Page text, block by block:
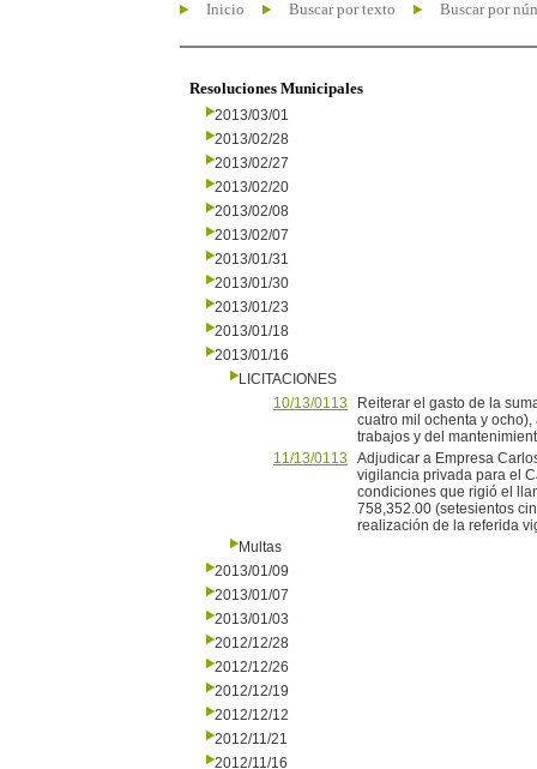
Inicio Buscar por texto Buscar por
Resoluciones Municipales
2013/03/01
2013/02/28
2013/02/27
2013/02/20
2013/02/08
2013/02/07
2013/01/31
2013/01/30
2013/01/23
2013/01/18
2013/01/16
LICITACIONES
10/13/0113
Reiterar el gasto de la
cuatro mil ochenta y
trabajos y del
11/13/0113
Adjudicar a Empresa
vigilancia privada para el
condiciones que rigió el
758,352.00 (setesientos
realización de la referida
Multas
2013/01/09
2013/01/07
2013/01/03
2012/12/28
2012/12/26
2012/12/19
2012/12/12
2012/11/21
2012/11/16